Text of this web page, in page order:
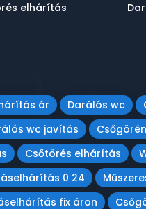
elhárítás
ár Darálós wc
wc javítás
Csőtörés elhárítás
0 24
fix áron